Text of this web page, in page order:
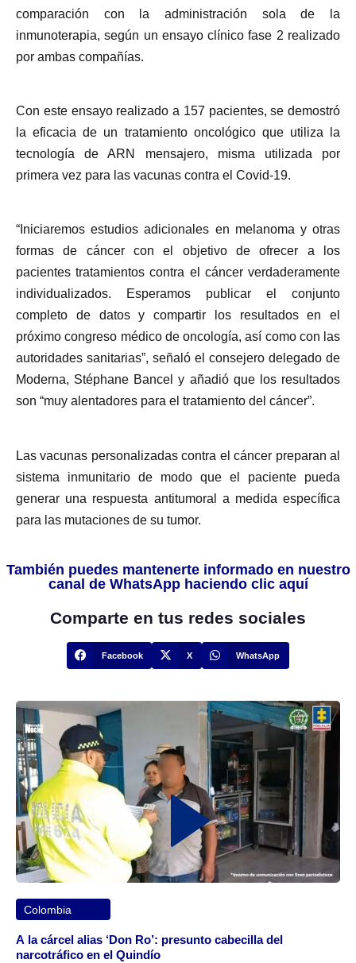
comparación con la administración sola de la
inmunoterapia, según un ensayo clínico fase 2 realizado
por ambas compañías.
Con este ensayo realizado a 157 pacientes, se demostró
la eficacia de un tratamiento oncológico que utiliza la
tecnología de ARN mensajero, misma utilizada por
primera vez para las vacunas contra el Covid-19.
“Iniciaremos estudios adicionales en melanoma y otras
formas de cáncer con el objetivo de ofrecer a los
pacientes tratamientos contra el cáncer verdaderamente
individualizados. Esperamos publicar el conjunto
completo de datos y compartir los resultados en el
próximo congreso médico de oncología, así como con las
autoridades sanitarias”, señaló el consejero delegado de
Moderna, Stéphane Bancel y añadió que los resultados
son “muy alentadores para el tratamiento del cáncer”.
Las vacunas personalizadas contra el cáncer preparan al
sistema inmunitario de modo que el paciente pueda
generar una respuesta antitumoral a medida específica
para las mutaciones de su tumor.
También puedes mantenerte informado en nuestro
canal de WhatsApp haciendo clic aquí
Comparte en tus redes sociales
Facebook X WhatsApp
Colombia
A la cárcel alias ‘Don Ro’: presunto cabecilla del
narcotráfico en el Quindío